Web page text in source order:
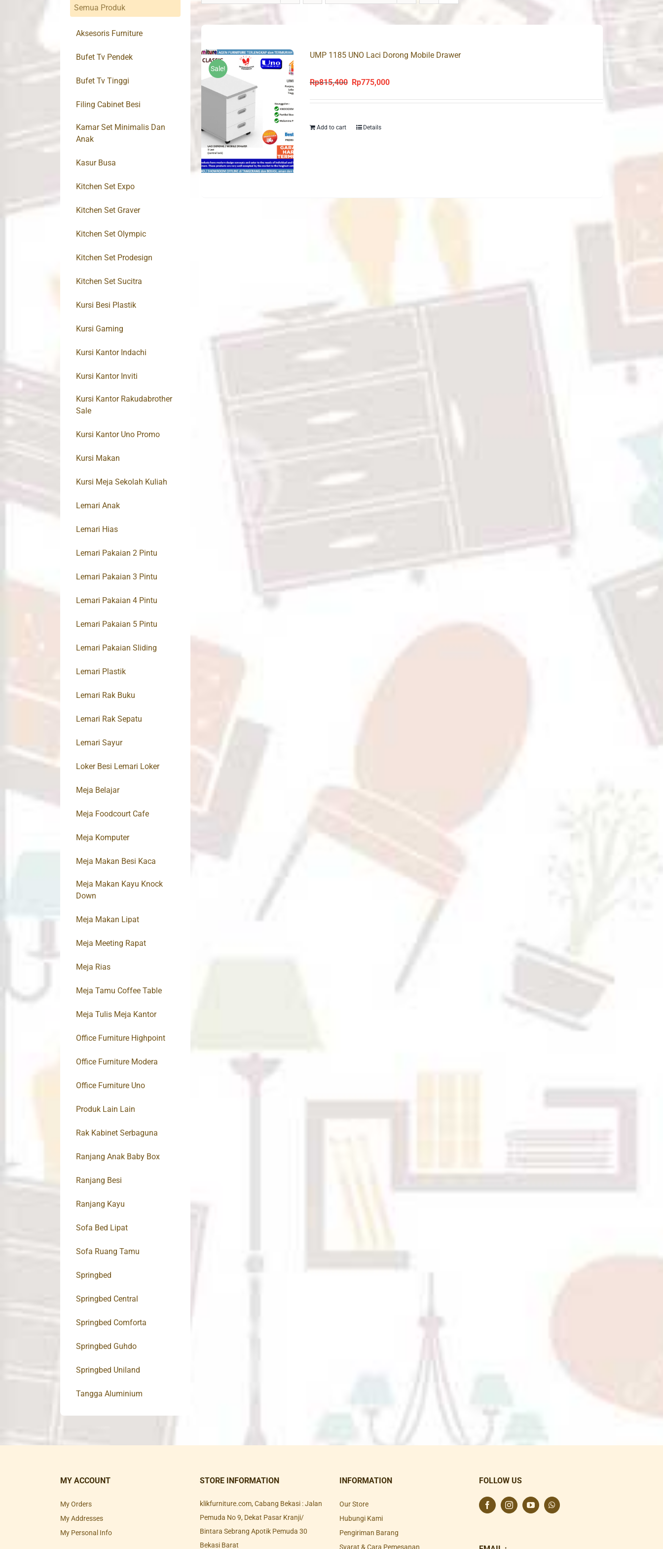
Sale!
UMP 1185 UNO Laci Dorong Mobile Drawer
Rp815,400
Original
Rp815,400.
Rp775,000Current
Add to cart Details
Semua Produk
Aksesoris Furniture
Bufet Tv Pendek
Bufet Tv Tinggi
Filing Cabinet Besi
Kamar Set Minimalis Dan
Anak
Kasur Busa
Kitchen Set Expo
Kitchen Set Graver
Kitchen Set Olympic
Kitchen Set Prodesign
Kitchen Set Sucitra
Kursi Besi Plastik
Kursi Gaming
Kursi Kantor Indachi
Kursi Kantor Inviti
Kursi Kantor Rakudabrother
Sale
Kursi Kantor Uno Promo
Kursi Makan
Kursi Meja Sekolah Kuliah
Lemari Anak
Lemari Hias
Lemari Pakaian 2 Pintu
Lemari Pakaian 3 Pintu
Lemari Pakaian 4 Pintu
Lemari Pakaian 5 Pintu
Lemari Pakaian Sliding
Lemari Plastik
Lemari Rak Buku
Lemari Rak Sepatu
Lemari Sayur
Loker Besi Lemari Loker
Meja Belajar
Meja Foodcourt Cafe
Meja Komputer
Meja Makan Besi Kaca
Meja Makan Kayu Knock
Down
Meja Makan Lipat
Meja Meeting Rapat
Meja Rias
Meja Tamu Coffee Table
Meja Tulis Meja Kantor
Office Furniture Highpoint
Office Furniture Modera
Office Furniture Uno
Produk Lain Lain
Rak Kabinet Serbaguna
Ranjang Anak Baby Box
Ranjang Besi
Ranjang Kayu
Sofa Bed Lipat
Sofa Ruang Tamu
Springbed
Springbed Central
Springbed Comforta
Springbed Guhdo
Springbed Uniland
Tangga Aluminium
MY ACCOUNT
My Orders
My Addresses
My Personal Info
STORE INFORMATION
klikfurniture.com, Cabang Bekasi : Jalan
Pemuda No 9, Dekat Pasar Kranji/
Bintara Sebrang Apotik Pemuda 30
Bekasi Barat
INFORMATION
Our Store
Hubungi Kami
Pengiriman Barang
Syarat & Cara Pemesanan
FOLLOW US